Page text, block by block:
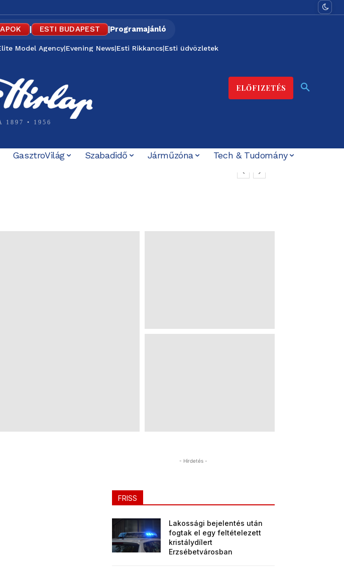
| ESTI BUDAPEST |Programajánló
Model Agency|Evening News|Esti Rikkancs|Esti üdvözletek
1897 • 1956
ELŐFIZETÉS
GasztroVilág Szabadidő Járműzóna
Tech & Tudomány
a klímát
- Hirdetés -
FRISS
Lakossági bejelentés után
fogtak el egy feltételezett
kristálydílert
Erzsébetvárosban